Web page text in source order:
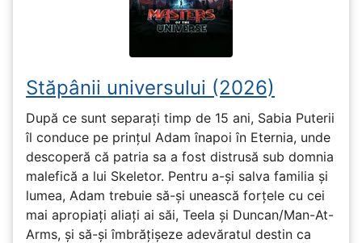
Stăpânii universului (2026)
După ce sunt separați timp de 15 ani, Sabia Puterii
îl conduce pe prințul Adam înapoi în Eternia, unde
descoperă că patria sa a fost distrusă sub domnia
malefică a lui Skeletor. Pentru a-și salva familia și
lumea, Adam trebuie să-și unească forțele cu cei
mai apropiați aliați ai săi, Teela și Duncan/Man-At-
Arms, și să-și îmbrățișeze adevăratul destin ca